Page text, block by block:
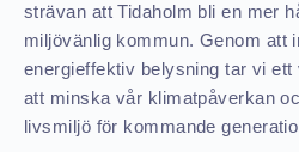
strävan att Tidaholm bli en mer
miljövänlig kommun. Genom att
energieffektiv belysning tar vi
att minska vår klimatpåverkan
livsmiljö för kommande